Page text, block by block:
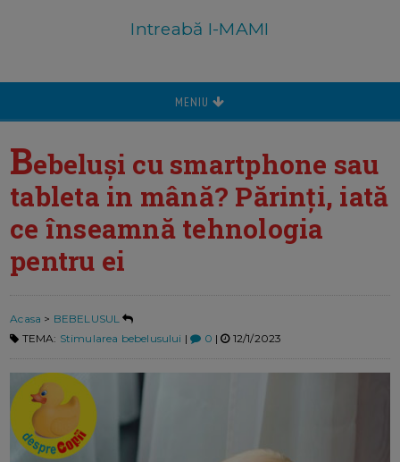
Intreabă I-MAMI
MENIU
Bebeluși cu smartphone sau
tableta in mână? Părinți, iată
ce înseamnă tehnologia
pentru ei
Acasa > BEBELUSUL
TEMA: Stimularea bebelusului | 0 | 12/1/2023